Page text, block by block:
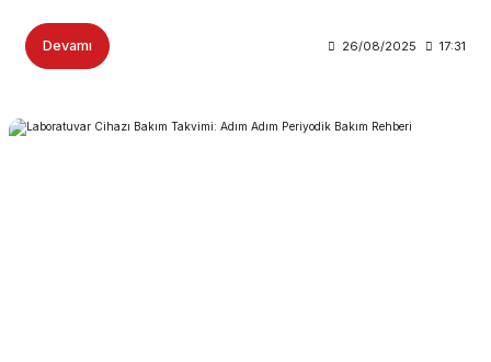
Devamı 26/08/2025 17:31